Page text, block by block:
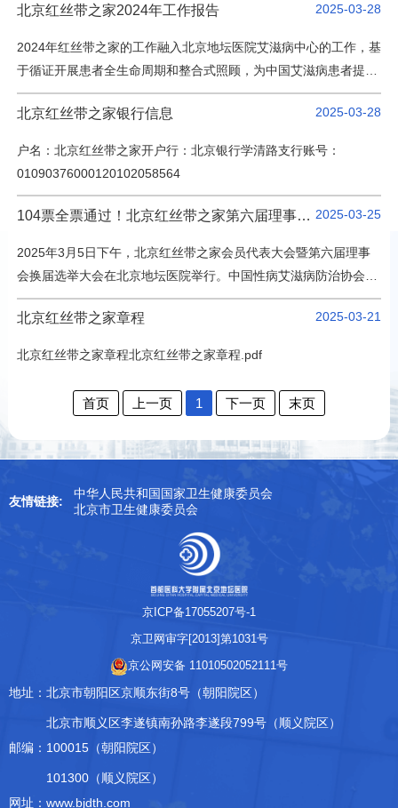
院务公开
院庆专栏
中文版
登录
2024年，监事会通过列席理事会和常务理事会议，对社团财务、运
北京红丝带之家2024年工作报告 2025-03-28
2024年红丝带之家的工作融入北京地坛医院艾滋病中心的工作，基
于循证开展患者全生命周期和整合式照顾，为中国艾滋病患者提供
高质量社会服务，在国传平台输出红丝带关怀模式。红丝带之家在
主管领导、艾滋病中心主任的指导下，与全体工作人员围绕医院中
北京红丝带之家银行信息 2025-03-28
户名：北京红丝带之家开户行：北京银行学清路支行账号：
01090376000120102058564
104票全票通过！北京红丝带之家第六届理事、监事会换届选举圆满完成 2025-03-25
2025年3月5日下午，北京红丝带之家会员代表大会暨第六届理事
会换届选举大会在北京地坛医院举行。中国性病艾滋病防治协会会
长郝阳、北京市疾控局局长黄若刚、世界卫生组织驻华办事处高级
技术官员陈仲丹、中国预防性病艾滋病基金会常务副理事长刘中
家第二届会长滕秀琴、国家传染病医学中心（北京）主任首都医…
北京红丝带之家章程 2025-03-21
北京红丝带之家章程北京红丝带之家章程.pdf
首页 上一页 1 下一页 末页
友情链接:
中华人民共和国国家卫生健康委员会
北京市卫生健康委员会
京ICP备17055207号-1
京卫网审字[2013]第1031号
京公网安备 11010502052111号
地址： 北京市朝阳区京顺东街8号（朝阳院区）
北京市顺义区李遂镇南孙路李遂段799号（顺义院区）
邮编： 100015（朝阳院区）
101300（顺义院区）
网址：www.bjdth.com